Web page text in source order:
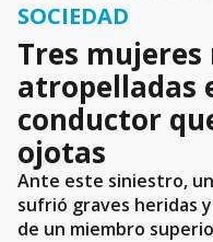
SOCIEDAD
Tres
atropelladas
conductor
ojotas
Ante este siniestro,
sufrió graves heridas
de un miembro